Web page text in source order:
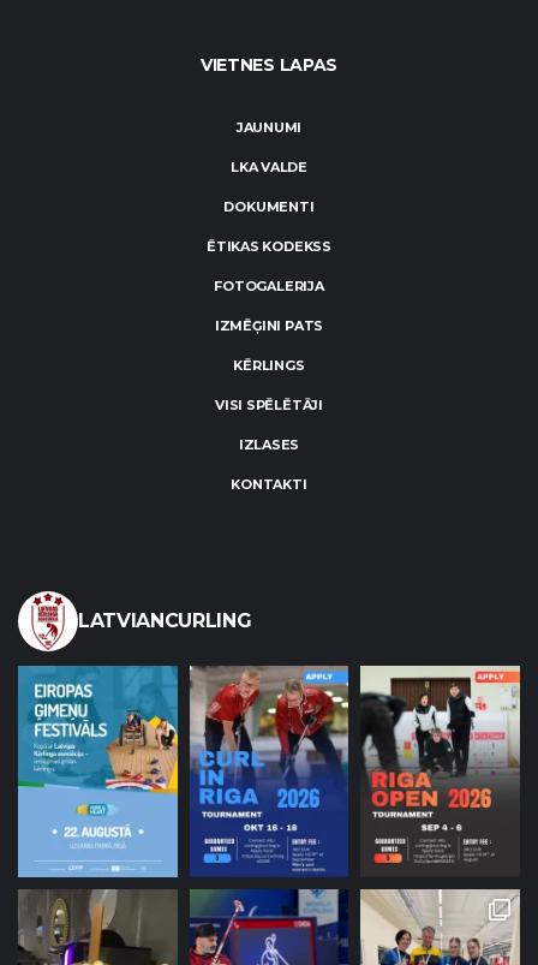
VIETNES LAPAS
JAUNUMI
LKA VALDE
DOKUMENTI
ĒTIKAS KODEKSS
FOTOGALERIJA
IZMĒĢINI PATS
KĒRLINGS
VISI SPĒLĒTĀJI
IZLASES
KONTAKTI
LATVIANCURLING